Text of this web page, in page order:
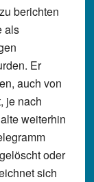
berichten
als
Er
auch von
je nach
weiterhin
oder
sich